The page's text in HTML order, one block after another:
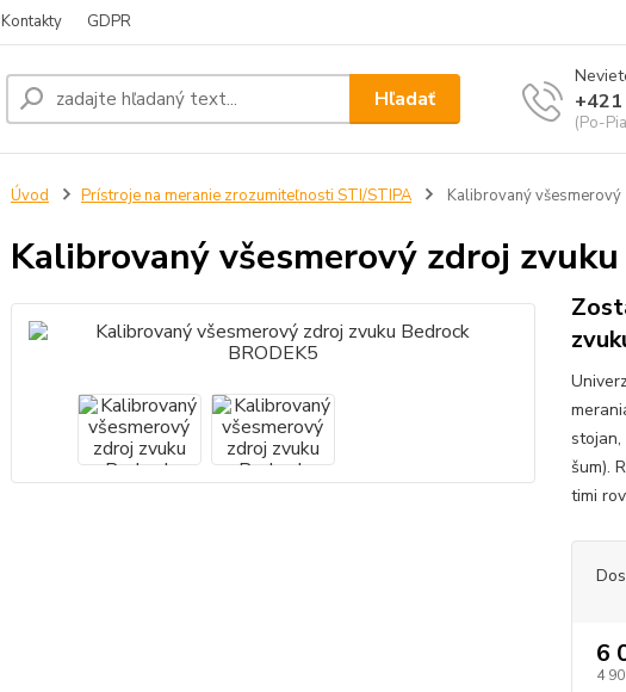
Kontakty GDPR
Hľadať
(Po-
Úvod Prístroje na meranie zrozumiteľnosti STI/STIPA Kalibrovaný všesmerový
Kalibrovaný všesmerový zdroj
šum).
timi
6
4